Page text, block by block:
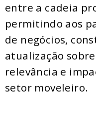
entre a cadeia
permitindo aos
de negócios,
atualização
relevância e
setor moveleiro.